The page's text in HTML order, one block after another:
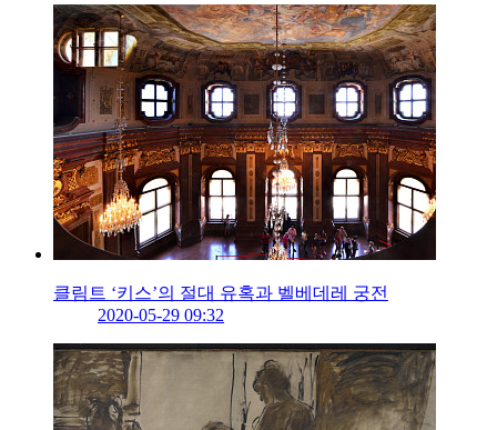
클림트 ‘키스’의 절대 유혹과 벨베데레 궁전
2020-05-29 09:32